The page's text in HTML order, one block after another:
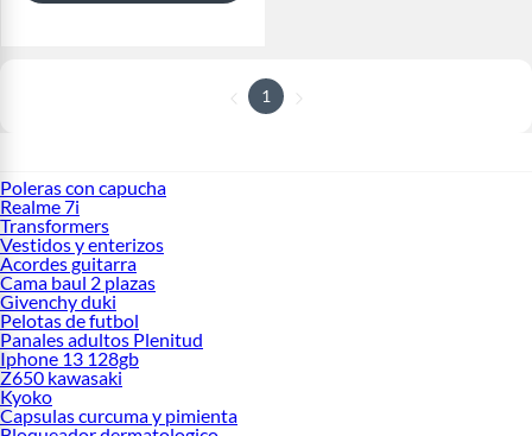
1
Poleras con capucha
Realme 7i
Transformers
Vestidos y enterizos
Acordes guitarra
Cama baul 2 plazas
Givenchy duki
Pelotas de futbol
Panales adultos Plenitud
Iphone 13 128gb
Z650 kawasaki
Kyoko
Capsulas curcuma y pimienta